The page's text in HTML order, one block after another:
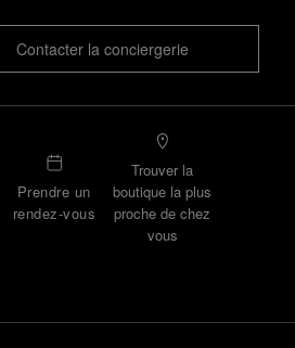
Contacter la conciergerie
Prendre un
rendez-vous
Trouver la
boutique la plus
proche de chez
vous